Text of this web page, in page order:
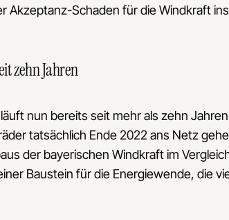
Akzeptanz-Schaden für die Windkraft
zehn Jahren
nun bereits seit mehr als zehn
tatsächlich Ende 2022 ans Netz
der bayerischen Windkraft im
Baustein für die Energiewende, die